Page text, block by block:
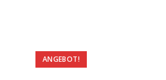
ANGEBOT!